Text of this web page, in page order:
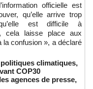
officielle est
qu’elle arrive trop
est difficile à
cela laisse place aux
la confusion », a déclaré
climatiques,
COP30
agences de presse,